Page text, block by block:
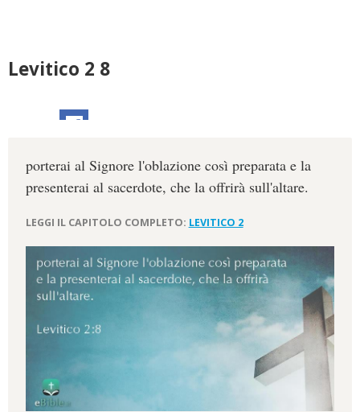
Levitico 2 8
porterai al Signore l'oblazione così preparata e la
presenterai al sacerdote, che la offrirà sull'altare.
LEGGI IL CAPITOLO COMPLETO: LEVITICO 2